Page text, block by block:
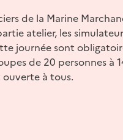
de la Marine
atelier, les
journée sont
de 20 personnes à
à tous.